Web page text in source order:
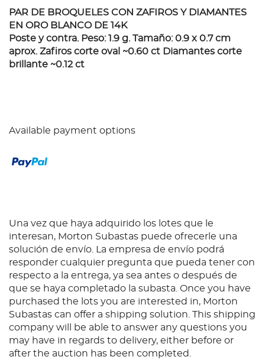
PAR DE BROQUELES CON ZAFIROS Y DIAMANTES
EN ORO BLANCO DE 14K
Poste y contra. Peso: 1.9 g. Tamaño: 0.9 x 0.7 cm
aprox. Zafiros corte oval ~0.60 ct Diamantes corte
brillante ~0.12 ct
Available payment options
Una vez que haya adquirido los lotes que le
interesan, Morton Subastas puede ofrecerle una
solución de envío. La empresa de envío podrá
responder cualquier pregunta que pueda tener con
respecto a la entrega, ya sea antes o después de
que se haya completado la subasta. Once you have
purchased the lots you are interested in, Morton
Subastas can offer a shipping solution. This shipping
company will be able to answer any questions you
may have in regards to delivery, either before or
after the auction has been completed.